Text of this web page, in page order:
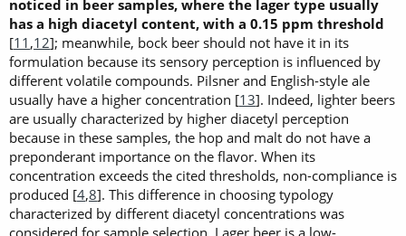
noticed in beer samples, where the lager type usually
has a high diacetyl content, with a 0.15 ppm threshold
[11 ,12]; meanwhile, bock beer should not have it in its
formulation because its sensory perception is influenced by
different volatile compounds. Pilsner and English-style ale
usually have a higher concentration [13]. Indeed, lighter beers
are usually characterized by higher diacetyl perception
because in these samples, the hop and malt do not have a
preponderant importance on the flavor. When its
concentration exceeds the cited thresholds, non-compliance is
produced [4,8]. This difference in choosing typology
characterized by different diacetyl concentrations was
considered for sample selection. Lager beer is a low-